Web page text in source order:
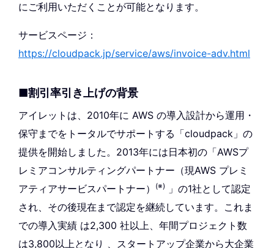
にご利用いただくことが可能となります。
サービスページ：
https://cloudpack.jp/service/aws/invoice-adv.html
■割引率引き上げの背景
アイレットは、2010年に AWS の導入設計から運用・
保守までをトータルでサポートする「cloudpack」の
提供を開始しました。2013年には日本初の「AWSプ
レミアコンサルティングパートナー（現AWS プレミ
アティアサービスパートナー）
(※)
」の1社として認定
され、その後現在まで認定を継続しています。これま
での導入実績 は2,300 社以上、年間プロジェクト数
は3,800以上となり 、スタートアップ企業から大企業